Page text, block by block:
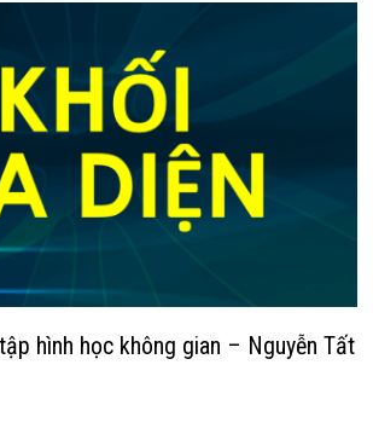
hình học không gian – Nguyễn Tất